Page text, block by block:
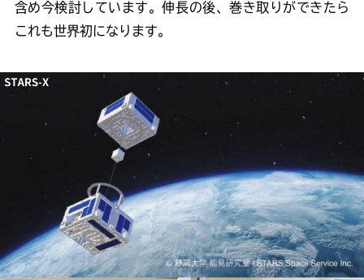
含め今検討しています。伸長の後、巻き取りができたら
これも世界初になります。